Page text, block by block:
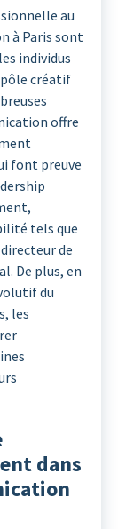
au
à Paris sont
individus
créatif
offre
font preuve
tels que
de
De plus, en
du
les
dans